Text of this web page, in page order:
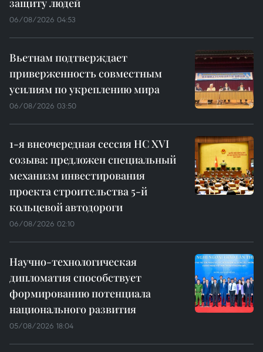
защиту людей
06/08/2026 04:53
Вьетнам подтверждает
приверженность совместным
усилиям по укреплению мира
06/08/2026 03:50
1-я внеочередная сессия НС XVI
созыва: предложен специальный
механизм инвестирования
проекта строительства 5-й
кольцевой автодороги
06/08/2026 02:10
Научно-технологическая
дипломатия способствует
формированию потенциала
национального развития
05/08/2026 18:04